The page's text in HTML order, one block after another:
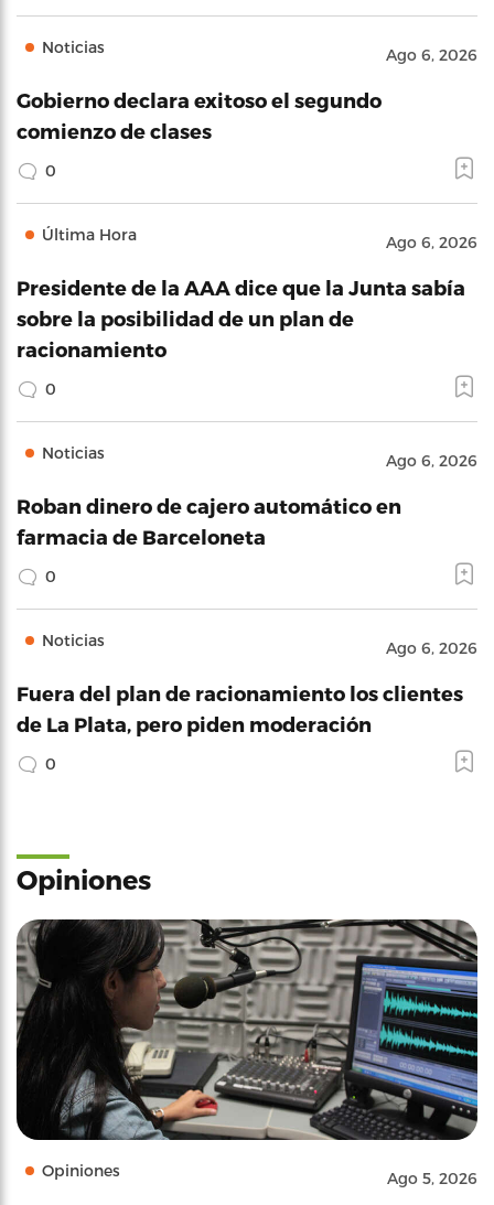
Noticias Ago 6, 2026
Gobierno declara exitoso el segundo
comienzo de clases
0
Última Hora Ago 6, 2026
Presidente de la AAA dice que la Junta sabía
sobre la posibilidad de un plan de
racionamiento
0
Noticias Ago 6, 2026
Roban dinero de cajero automático en
farmacia de Barceloneta
0
Noticias Ago 6, 2026
Fuera del plan de racionamiento los clientes
de La Plata, pero piden moderación
0
Opiniones
Opiniones Ago 5, 2026